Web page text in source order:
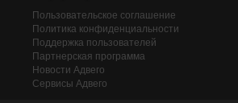
Пользовательское соглашение
Политика конфиденциальности
Поддержка пользователей
Партнерская программа
Новости Адвего
Сервисы Адвего